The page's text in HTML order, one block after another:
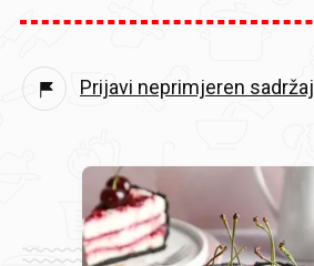
Prijavi neprimjeren sadržaj